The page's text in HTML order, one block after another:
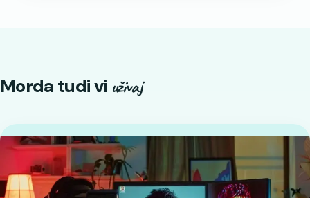
Morda tudi vi uživaj